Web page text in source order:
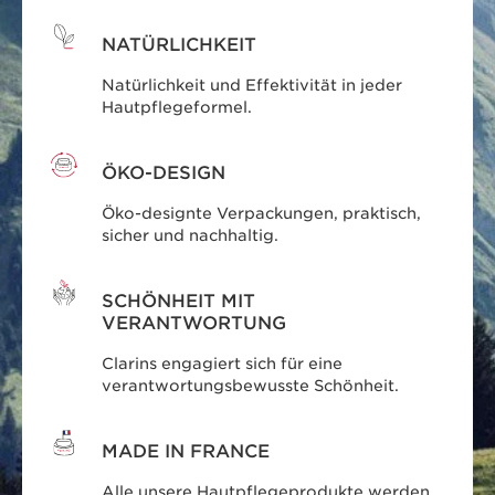
RICHTIG FALSCH
Das Exposom umfasst
nur äußere Faktoren
RICHTIG
mit dem Alter. Einige dieser
Veränderungen sind auf unsere
zurückzuführen. Alle anderen Faktoren,
die sich auf unsere Haut auswirken,
unser „Exposom“ verursacht –
NATÜRLICHKEIT
Natürlichkeit und Effektivität in jeder
Hautpflegeformel.
ÖKO-DESIGN
Öko-designte Verpackungen, praktisch,
sicher und nachhaltig.
SCHÖNHEIT MIT
VERANTWORTUNG
Clarins engagiert sich für eine
verantwortungsbewusste Schönheit.
MADE IN FRANCE